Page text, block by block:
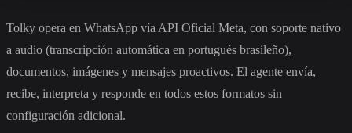
Tolky opera en WhatsApp vía API Oficial Meta, con soporte nativo
a audio (transcripción automática en portugués brasileño),
documentos, imágenes y mensajes proactivos. El agente envía,
recibe, interpreta y responde en todos estos formatos sin
configuración adicional.